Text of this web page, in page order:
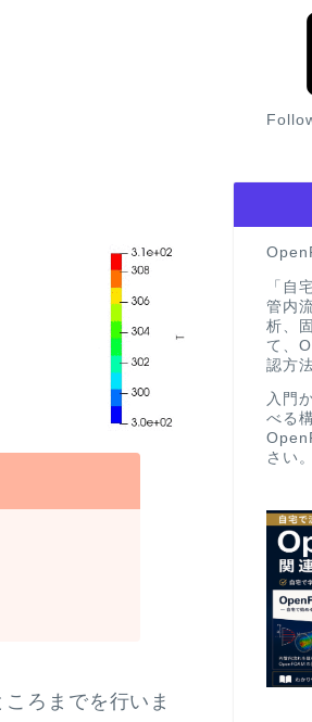
ろまでを行いま
「自
管内
析、
て、
認方
入門
べる
さい。